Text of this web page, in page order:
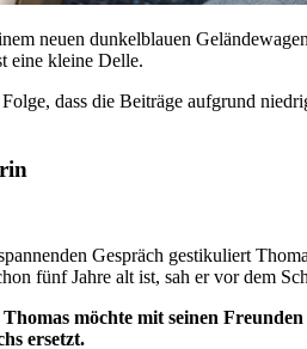
neuen dunkelblauen
eine kleine Delle.
dass die Beiträge aufgrund
Gespräch gestikuliert
fünf Jahre alt ist, sah er vor dem
Thomas möchte mit seinen
ersetzt.